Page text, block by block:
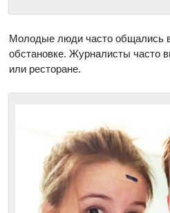
Молодые люди часто общались
обстановке. Журналисты часто
или ресторане.